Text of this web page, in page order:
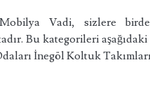
Vadi, sizlere
Bu kategorileri
İnegöl Koltuk